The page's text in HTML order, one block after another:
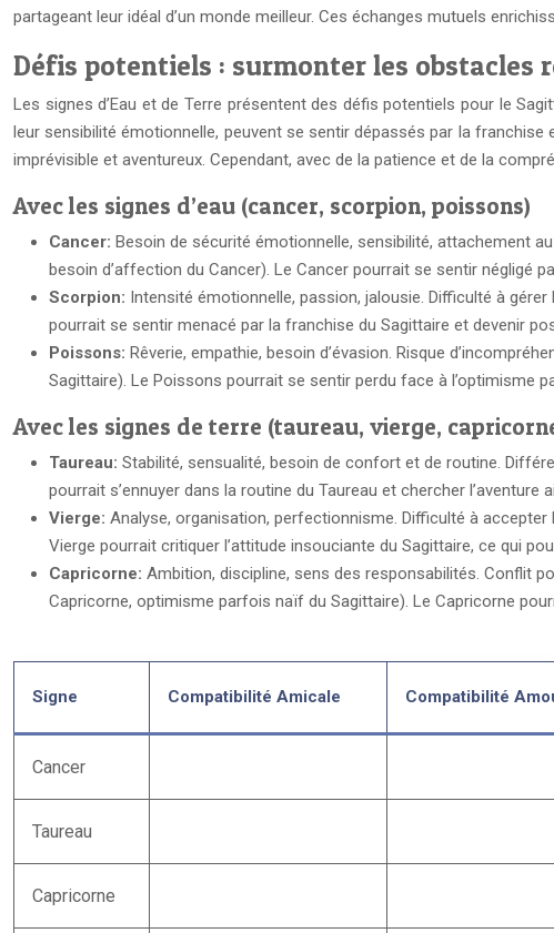
partageant leur idéal d’un monde meilleur. Ces échanges mutuels
Défis potentiels : surmonter les obstacles
Les signes d’Eau et de Terre présentent des défis potentiels pour le
leur sensibilité émotionnelle, peuvent se sentir dépassés par la
imprévisible et aventureux. Cependant, avec de la patience et de la
Avec les signes d’eau (cancer, scorpion, poissons)
Cancer: Besoin de sécurité émotionnelle, sensibilité, attachement
besoin d’affection du Cancer). Le Cancer pourrait se sentir négligé
Scorpion: Intensité émotionnelle, passion, jalousie. Difficulté à
pourrait se sentir menacé par la franchise du Sagittaire et devenir
Poissons: Rêverie, empathie, besoin d’évasion. Risque
Sagittaire). Le Poissons pourrait se sentir perdu face à l’optimisme
Avec les signes de terre (taureau, vierge,
Taureau: Stabilité, sensualité, besoin de confort et de routine.
pourrait s’ennuyer dans la routine du Taureau et chercher l’aventure
Vierge: Analyse, organisation, perfectionnisme. Difficulté à
Vierge pourrait critiquer l’attitude insouciante du Sagittaire, ce qui
Capricorne: Ambition, discipline, sens des responsabilités. Conflit
Capricorne, optimisme parfois naïf du Sagittaire). Le Capricorne
Signe Compatibilité Amicale Compatibilité
Cancer
Taureau
Capricorne